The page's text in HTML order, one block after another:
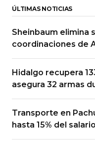
ÚLTIMAS NOTICIAS
Sheinbaum elimina
coordinaciones de
Hidalgo recupera
asegura 32 armas
Transporte en
hasta 15% del